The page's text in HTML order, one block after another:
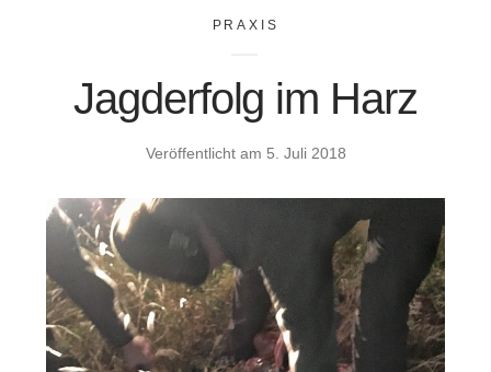
PRAXIS
Jagderfolg im Harz
Veröffentlicht am 5. Juli 2018